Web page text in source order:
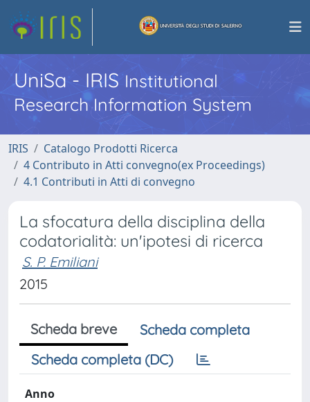
UniSa - IRISInstitutional
Research Information System
IRIS
Catalogo Prodotti Ricerca
4 Contributo in Atti convegno(ex Proceedings)
4.1 Contributi in Atti di convegno
La sfocatura della disciplina della
codatorialità: un'ipotesi di ricerca
S. P. Emiliani
2015
Scheda breve
Scheda completa
Scheda completa (DC)
Anno